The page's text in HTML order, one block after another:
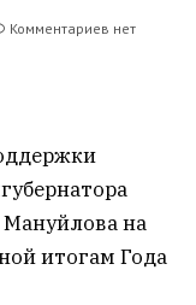
Комментариев нет
на
итогам Года